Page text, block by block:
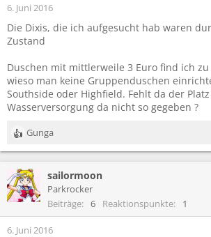
6. Juni 2016
Die Dixis, die ich aufgesucht hab waren
Zustand
Duschen mit mittlerweile 3 Euro find ich
wieso man keine Gruppenduschen
Southside oder Highfield. Fehlt da der
Wasserversorgung da nicht so gegeben ?
R
e
k
t
i
n
Gunga
sailormoon
Parkrocker
Beiträge
6 Reaktionspunkte 1
6. Juni 2016